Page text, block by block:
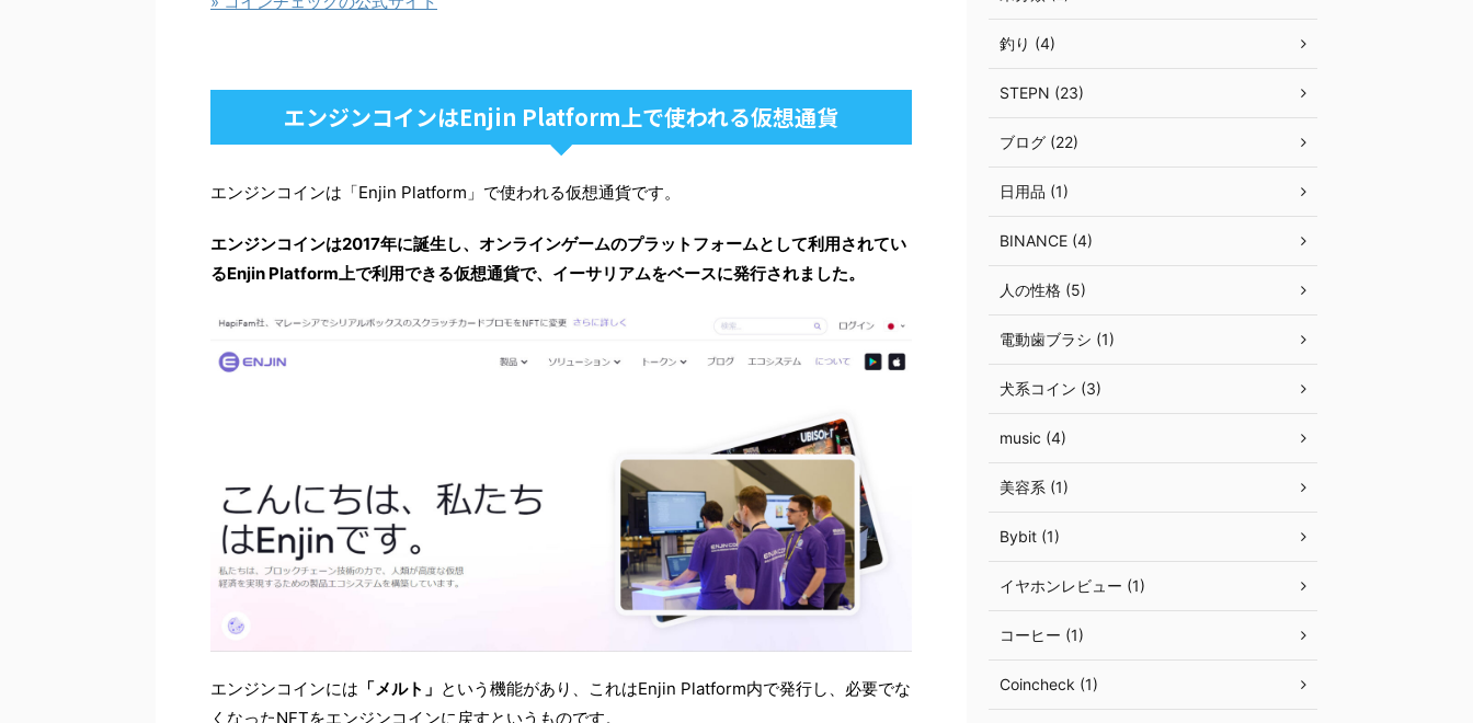
エンジンコインはEnjin Platform上で使われる仮想通貨
エンジンコインは「Enjin Platform」で使われる仮想通貨です。
エンジンコインは2017年に誕生し、オンラインゲームのプラットフォームとして利用されてい
るEnjin Platform上で利用できる仮想通貨で、イーサリアムをベースに発行されました。
エンジンコインには 「メルト」 という機能があり、これはEnjin Platform内で発行し、必要でな
くなったNFTをエンジンコインに戻すというものです。
釣り (4)
STEPN (23)
ブログ (22)
日用品 (1)
BINANCE (4)
人の性格 (5)
電動歯ブラシ (1)
犬系コイン (3)
music (4)
美容系 (1)
Bybit (1)
イヤホンレビュー (1)
コーヒー (1)
Coincheck (1)